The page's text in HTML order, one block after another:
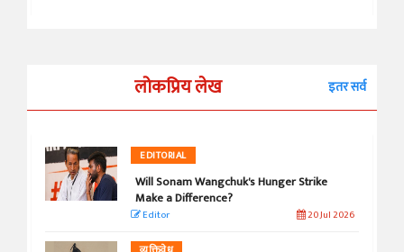
लोकप्रिय लेख इतर सर्व
EDITORIAL
Will Sonam Wangchuk's Hunger Strike
Make a Difference?
Editor 20 Jul 2026